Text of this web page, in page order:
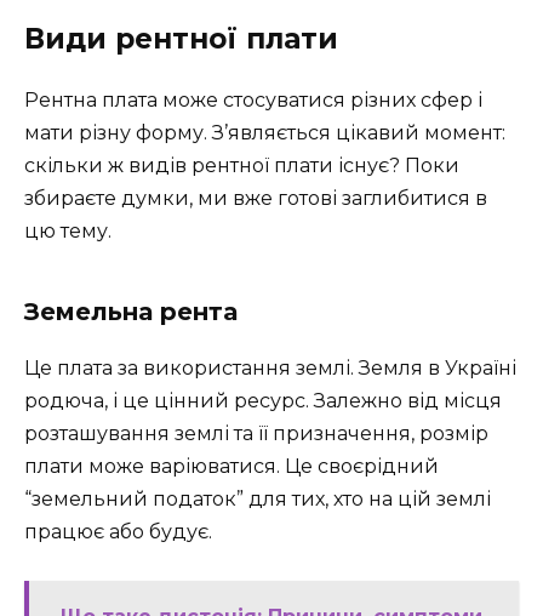
Види рентної плати
Рентна плата може стосуватися різних сфер і
мати різну форму. З’являється цікавий момент:
скільки ж видів рентної плати існує? Поки
збираєте думки, ми вже готові заглибитися в
цю тему.
Земельна рента
Це плата за використання землі. Земля в Україні
родюча, і це цінний ресурс. Залежно від місця
розташування землі та її призначення, розмір
плати може варіюватися. Це своєрідний
“земельний податок” для тих, хто на цій землі
працює або будує.